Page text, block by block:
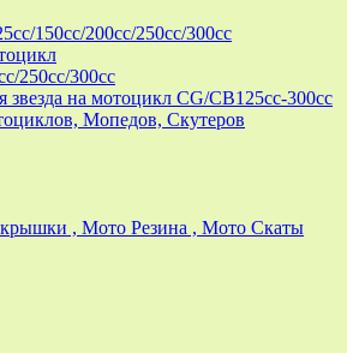
150cc/200cc/250cc/300cc
250cc/300cc
звезда на мотоцикл CG/CB125cc-300сс
Мопедов, Скутеров
, Мото Резина , Мото Скаты